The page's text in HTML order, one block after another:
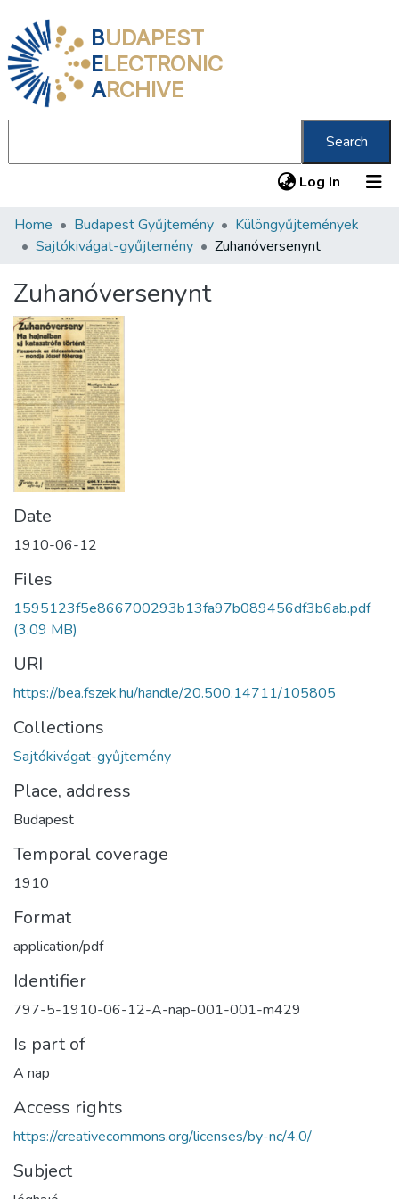
BUDAPEST
ELECTRONIC
ARCHIVE
Search
Log In (current)
Communities & Collections
Statistics
About us
Home Budapest Gyűjtemény
Különgyűjtemények
Sajtókivágat-gyűjtemény
Zuhanóversenynt
Zuhanóversenynt
Date
1910-06-12
Files
1595123f5e866700293b13fa97b089456df3b6ab.pdf
(3.09 MB)
URI
https://bea.fszek.hu/handle/20.500.14711/105805
Collections
Sajtókivágat-gyűjtemény
Place, address
Budapest
Temporal coverage
1910
Format
application/pdf
Identifier
797-5-1910-06-12-A-nap-001-001-m429
Is part of
A nap
Access rights
https://creativecommons.org/licenses/by-nc/4.0/
Subject